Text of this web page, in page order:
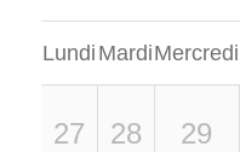
Lundi MardiMercredi
27 28 29